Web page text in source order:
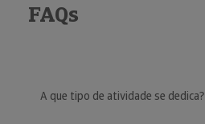
FAQs
A que tipo de atividade se dedica?